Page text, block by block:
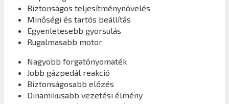
Biztonságos teljesítménynövelés
Minőségi és tartós beállítás
Egyenletesebb gyorsulás
Rugalmasabb motor
Nagyobb forgatónyomaték
Jobb gázpedál reakció
Biztonságosabb előzés
Dinamikusabb vezetési élmény